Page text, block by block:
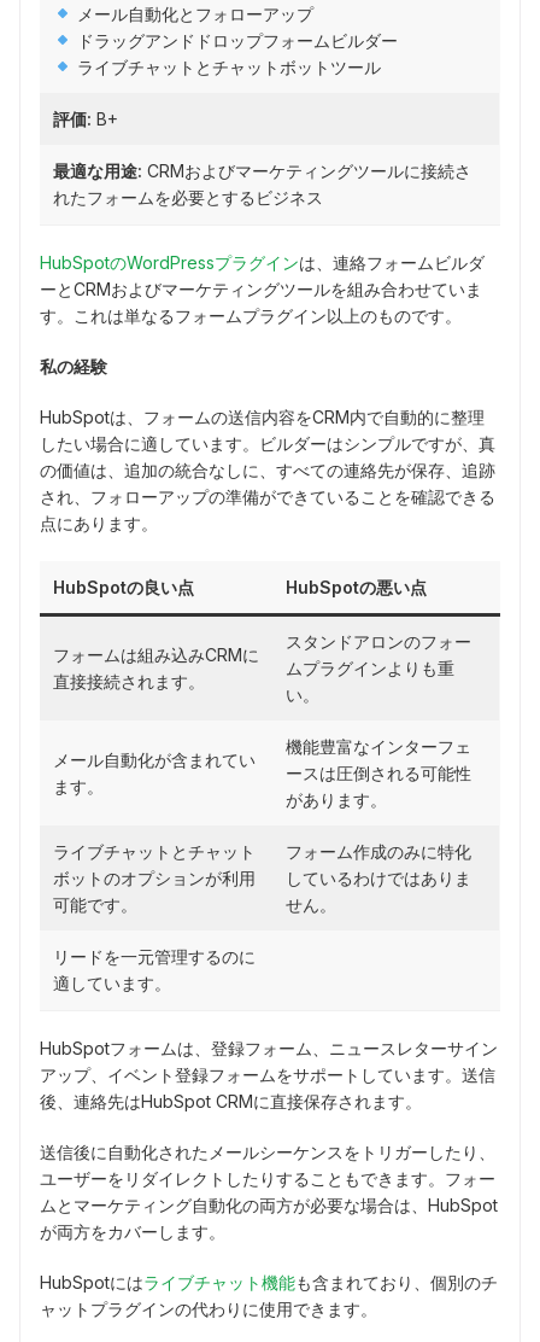
メール自動化とフォローアップ
ドラッグアンドドロップフォームビルダー
ライブチャットとチャットボットツール
評価: B+
最適な用途: CRMおよびマーケティングツールに接続さ
れたフォームを必要とするビジネス
HubSpotのWordPressプラグインは、連絡フォームビルダ
ーとCRMおよびマーケティングツールを組み合わせていま
す。これは単なるフォームプラグイン以上のものです。
私の経験
HubSpotは、フォームの送信内容をCRM内で自動的に整理
したい場合に適しています。ビルダーはシンプルですが、真
の価値は、追加の統合なしに、すべての連絡先が保存、追跡
され、フォローアップの準備ができていることを確認できる
点にあります。
HubSpotの良い点 HubSpotの悪い点
フォームは組み込みCRMに
直接接続されます。
スタンドアロンのフォー
ムプラグインよりも重
い。
メール自動化が含まれてい
ます。
機能豊富なインターフェ
ースは圧倒される可能性
があります。
ライブチャットとチャット
ボットのオプションが利用
可能です。
フォーム作成のみに特化
しているわけではありま
せん。
リードを一元管理するのに
適しています。
HubSpotフォームは、登録フォーム、ニュースレターサイン
アップ、イベント登録フォームをサポートしています。送信
後、連絡先はHubSpot CRMに直接保存されます。
送信後に自動化されたメールシーケンスをトリガーしたり、
ユーザーをリダイレクトしたりすることもできます。フォー
ムとマーケティング自動化の両方が必要な場合は、HubSpot
が両方をカバーします。
HubSpotにはライブチャット機能も含まれており、個別のチ
ャットプラグインの代わりに使用できます。